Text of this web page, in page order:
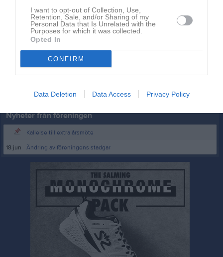
I want to opt-out of Collection, Use,
Retention, Sale, and/or Sharing of my
Personal Data that Is Unrelated with the
Purposes for which it was collected.
Opted In
CONFIRM
Data Deletion Data Access Privacy Policy
Kommentera
Du måste logga in för att kommentera
Logga in
Nyheter från föreningen
Kallelse till extra årsmöte
18 jun
Ändring av föreningens stadgar